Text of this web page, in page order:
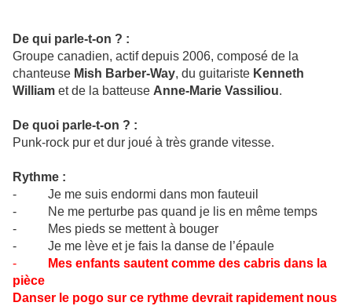
De qui parle-t-on ? :
Groupe canadien, actif depuis 2006, composé de la
chanteuse Mish Barber-Way, du guitariste Kenneth
William et de la batteuse Anne-Marie Vassiliou.
De quoi parle-t-on ? :
Punk-rock pur et dur joué à très grande vitesse.
Rythme :
- Je me suis endormi dans mon fauteuil
- Ne me perturbe pas quand je lis en même temps
- Mes pieds se mettent à bouger
- Je me lève et je fais la danse de l’épaule
-
Mes enfants sautent comme des cabris dans la
pièce
Danser le pogo sur ce rythme devrait rapidement nous